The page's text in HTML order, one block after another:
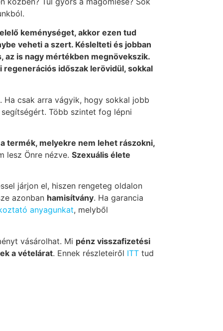
keménységet, akkor ezen tud
veheti a szert. Késlelteti és jobban
az is nagy mértékben megnövekszik.
időszak lerövidül, sokkal
Ha csak arra vágyik, hogy sokkal jobb
Több szintet fog lépni
termék, melyekre nem lehet rászokni,
lesz Önre nézve. Szexuális élete
járjon el, hiszen rengeteg oldalon
azonban hamisítvány. Ha garancia
anyagunkat, melyből
vásárolhat. Mi pénz visszafizetési
a vételárat. Ennek részleteiről ITT tud